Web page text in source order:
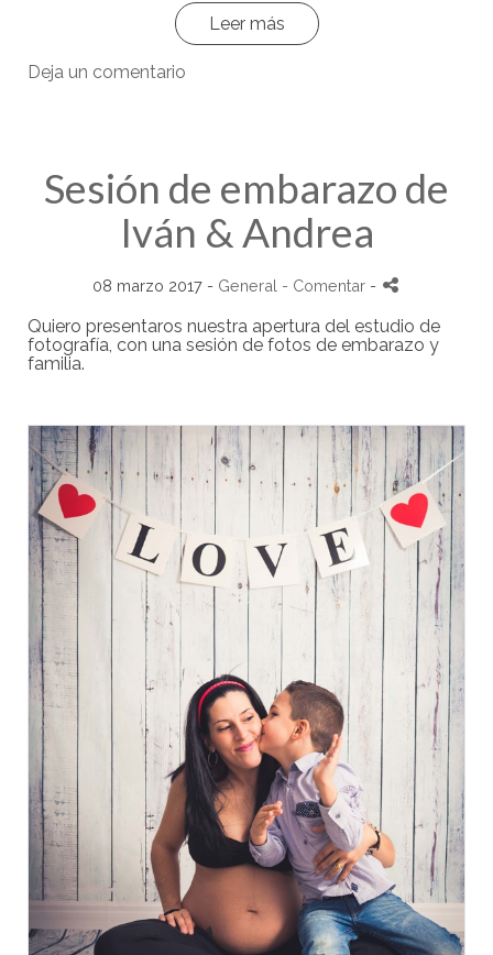
Leer más
Deja un comentario
Sesión de embarazo de
Iván & Andrea
08 marzo 2017 - General - Comentar -
Quiero presentaros nuestra apertura del estudio de
fotografía, con una sesión de fotos de embarazo y
familia.